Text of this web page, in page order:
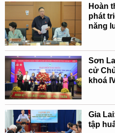
Hoàn
phát
năng
Sơn
cử
khoá
Gia
tập